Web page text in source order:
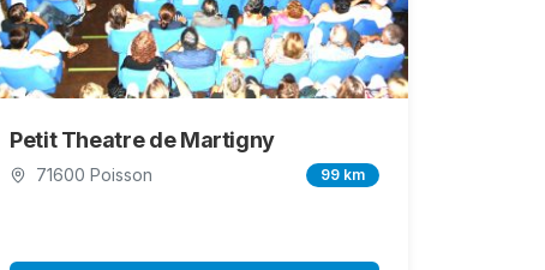
Petit Theatre de Martigny
71600 Poisson 99 km